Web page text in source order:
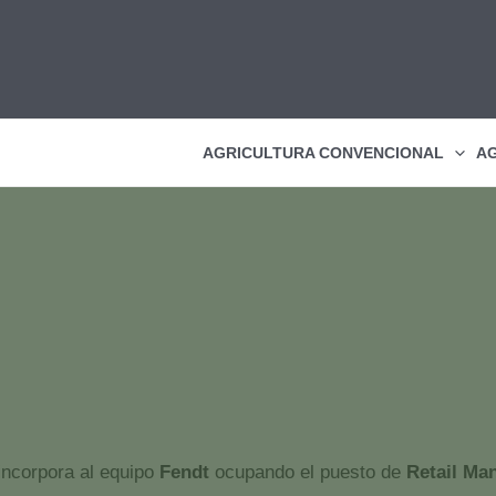
AGRICULTURA CONVENCIONAL
al equipo Fendt ocupando el puesto de Retail